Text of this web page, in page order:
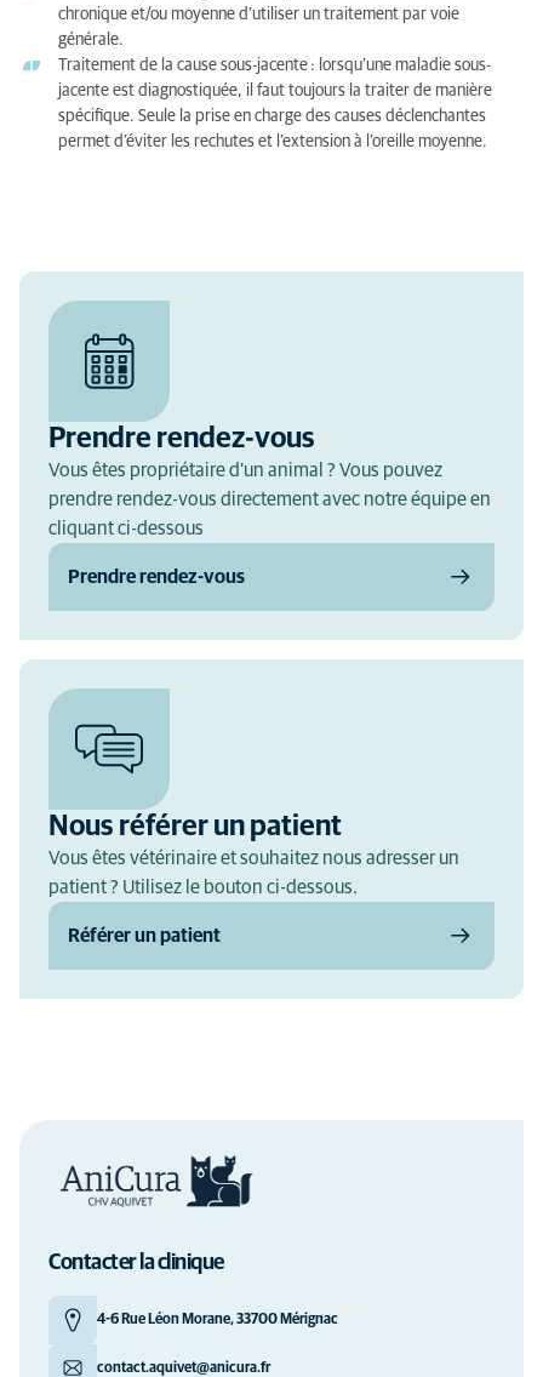
chronique et/ou moyenne d’utiliser un traitement par voie
générale.
Traitement de la cause sous-jacente : lorsqu’une maladie sous-
jacente est diagnostiquée, il faut toujours la traiter de manière
spécifique. Seule la prise en charge des causes déclenchantes
permet d’éviter les rechutes et l’extension à l’oreille moyenne.
Prendre rendez-vous
Vous êtes propriétaire d'un animal ? Vous pouvez
prendre rendez-vous directement avec notre équipe en
cliquant ci-dessous
Prendre rendez-vous
Nous référer un patient
Vous êtes vétérinaire et souhaitez nous adresser un
patient ? Utilisez le bouton ci-dessous.
Référer un patient
Contacter la clinique
4-6 Rue Léon Morane, 33700 Mérignac
contact.aquivet@anicura.fr